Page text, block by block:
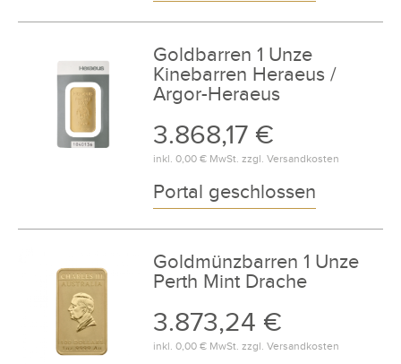
Goldbarren 1 Unze
Kinebarren Heraeus /
Argor-Heraeus
3.868,17 €
inkl. 0,00 €MwSt. zzgl. Versandkosten
Portal geschlossen
Goldmünzbarren 1 Unze
Perth Mint Drache
3.873,24 €
inkl. 0,00 €MwSt. zzgl. Versandkosten